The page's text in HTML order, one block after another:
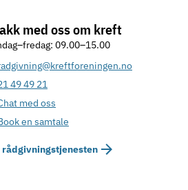
med oss om kreft
09.00–15.00
49 49 21
med oss
en samtale
rådgivningstjenesten